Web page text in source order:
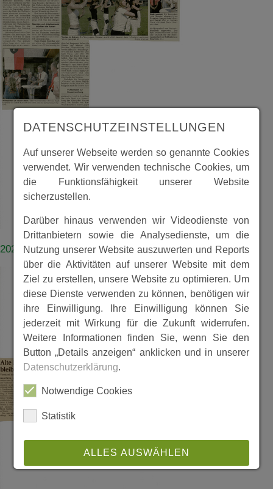
20200309_bin_v_v_Einweihung_Vereinsheim.pdf
DATENSCHUTZEINSTELLUNGEN
Auf unserer Webseite werden so genannte Cookies
verwendet. Wir verwenden technische Cookies, um
die Funktionsfähigkeit unserer Website
sicherzustellen.
Darüber hinaus verwenden wir Videodienste von
Drittanbietern sowie die Analysedienste, um die
Nutzung unserer Website auszuwerten und Reports
über die Aktivitäten auf unserer Website mit dem
Ziel zu erstellen, unsere Website zu optimieren. Um
diese Dienste verwenden zu können, benötigen wir
ihre Einwilligung. Ihre Einwilligung können Sie
jederzeit mit Wirkung für die Zukunft widerrufen.
Weitere Informationen finden Sie, wenn Sie den
Button „Details anzeigen“ anklicken und in unserer
Datenschutzerklärung.
Notwendige Cookies
Statistik
ALLES AUSWÄHLEN